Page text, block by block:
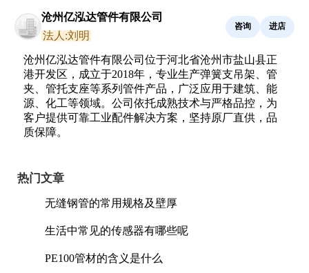
沧州亿泓达管件有限公司
法人:刘明
咨询 进店
沧州亿泓达管件有限公司位于河北省沧州市盐山县正
港开发区，成立于2018年，专业生产弹簧支吊架、管
夹、管托支座等系列管件产品，广泛应用于建筑、能
源、化工等领域。公司依托成熟技术与严格品控，为
客户提供可靠工业配件解决方案，坚持原厂直供，品
质保障。
热门文章
无缝钢管的常用规格及壁厚
生活中常见的传感器有哪些呢
PE100管材的含义是什么